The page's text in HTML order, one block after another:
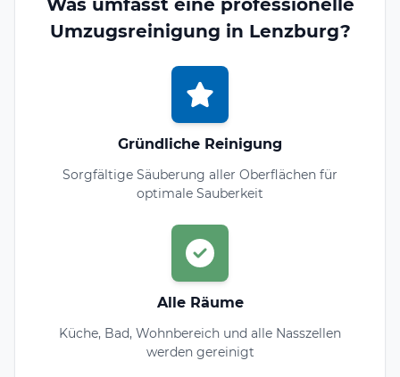
Umzugsreinigung in Lenzburg?
Gründliche Reinigung
Sorgfältige Säuberung aller Oberflächen für
optimale Sauberkeit
Alle Räume
Küche, Bad, Wohnbereich und alle Nasszellen
werden gereinigt